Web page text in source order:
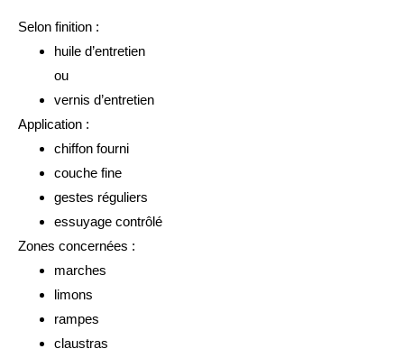
Selon finition :
huile d’entretien
ou
vernis d’entretien
Application :
chiffon fourni
couche fine
gestes réguliers
essuyage contrôlé
Zones concernées :
marches
limons
rampes
claustras